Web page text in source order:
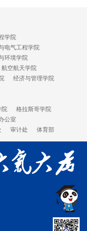
学院
电气工程学院
环境学院
航空航天学院
经济与管理学院
院
格拉斯哥学院
公室
审计处 体育部